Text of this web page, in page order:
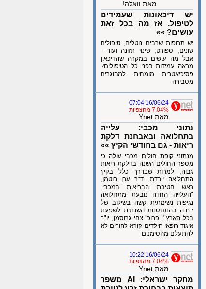
מאת וואלה!
יש דיכאונות שעמידים
לטיפול. אז מה בכל זאת
עושים? »»
יש תרופות שרבים נוטלים, טיפולים
שונים, ספורט, שינוי תזונה ועוד -
אבל מה עושים במקרה שהדיכאון
מראה עמידות בפני כל הטיפולים?
פסיכיאטרית מומחית למבוגרים
מסבירה
16/06/24 07:04
7.04% מהצפיות
מאת Ynet
נתוני מכבי: עלייה
בתחלואה ובאבחנת דלקת
ריאות - גם בחודשי הקיץ »»
מנתוני קופת חולים מכבי עולה כי
מספר החולים השנה בדלקת ריאות
גבוה, למרות שבדרך כלל בקיץ
התחלואה יורדת. ד"ר ערן רוטמן,
ראש חטיבת הבריאות במכבי:
"העלייה החדה נובעת מתחלואה
נגיפית נשימתית קשה בשילוב של
ירידה בהתחסנות השנתית לשפעת
בכל הארץ". פרופ’ צחי גרוסמן, יו"ר
איגוד רופאי הילדים קורא להורים לא
להתעלם מהסימנים
16/06/24 10:22
7.04% מהצפיות
מאת Ynet
מחקר ישראלי: AI משפר